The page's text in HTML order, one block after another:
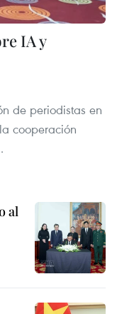
IA y
de periodistas en
cooperación
al